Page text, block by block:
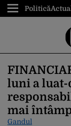
Politică
luni a luat-
mai
Gandul